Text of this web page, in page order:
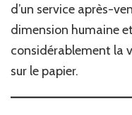
d’un service après-
dimension humaine
considérablement la
sur le papier.